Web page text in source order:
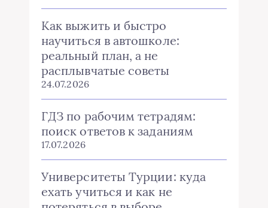
Как выжить и быстро
научиться в автошколе:
реальный план, а не
расплывчатые советы
24.07.2026
ГДЗ по рабочим тетрадям:
поиск ответов к заданиям
17.07.2026
Университеты Турции: куда
ехать учиться и как не